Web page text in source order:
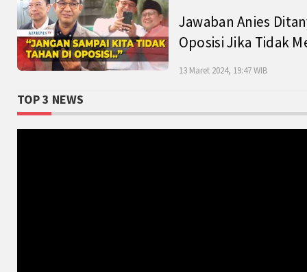
Jawaban Anies
Oposisi Jika Tidak
13 Maret 2024, 19:47 WIB
TOP 3 NEWS